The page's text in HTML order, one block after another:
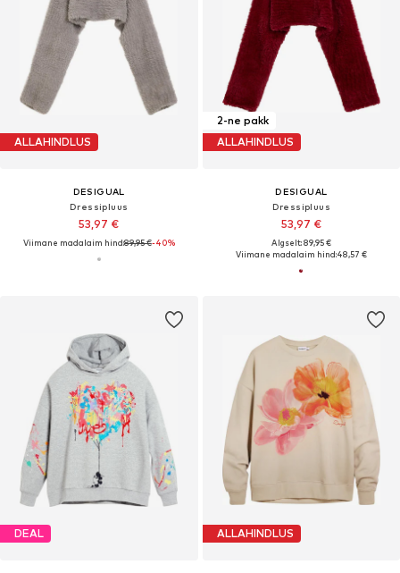
ALLAHINDLUS
DESIGUAL
Dressipluus
53,97 €
Viimane madalaim hind:89,95 €-40%
2-ne pakk
ALLAHINDLUS
DESIGUAL
Dressipluus
53,97 €
Algselt: 89,95 €
Viimane madalaim hind:48,57 €
DEAL ALLAHINDLUS